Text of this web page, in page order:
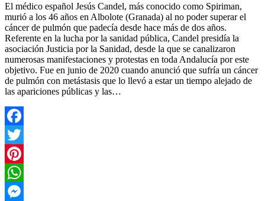
El médico español Jesús Candel, más conocido como Spiriman,
murió a los 46 años en Albolote (Granada) al no poder superar el
cáncer de pulmón que padecía desde hace más de dos años.
Referente en la lucha por la sanidad pública, Candel presidía la
asociación Justicia por la Sanidad, desde la que se canalizaron
numerosas manifestaciones y protestas en toda Andalucía por este
objetivo. Fue en junio de 2020 cuando anunció que sufría un cáncer
de pulmón con metástasis que lo llevó a estar un tiempo alejado de
las apariciones públicas y las…
Facebook
Twitter
Pinterest
WhatsApp